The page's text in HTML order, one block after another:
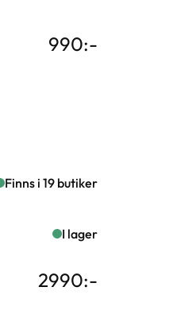
990:-
Finns i 19 butiker
I lager
2990:-